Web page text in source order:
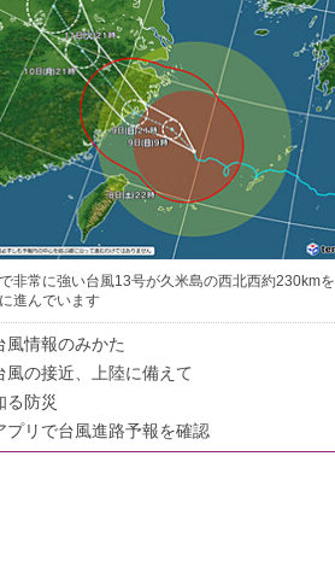
非常に強い台風13号が久米島の西北西約230kmを
進んでいます
風情報のみかた
風の接近、上陸に備えて
る防災
プリで台風進路予報を確認